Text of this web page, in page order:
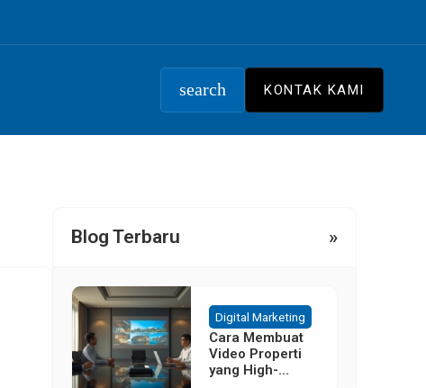
search KONTAK KAMI
Blog Terbaru »
Digital Marketing
Cara Membuat
Video Properti
yang High-